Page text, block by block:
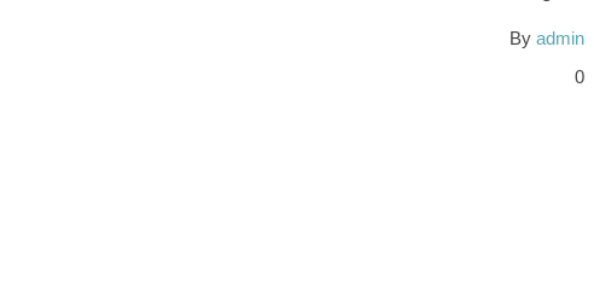
By admin
0